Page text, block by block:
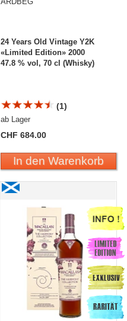
24 Years Old Vintage Y2K
«Limited Edition» 2000
47.8 % vol, 70 cl (Whisky)
(1)
ab Lager
CHF 684.00
In den Warenkorb